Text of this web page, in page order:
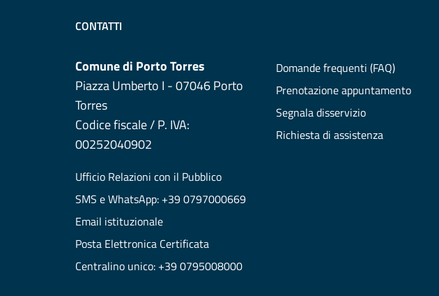
CONTATTI
Comune di Porto Torres
Piazza Umberto I - 07046 Porto
Torres
Codice fiscale / P. IVA:
00252040902
Ufficio Relazioni con il Pubblico
SMS e WhatsApp: +39 0797000669
Email istituzionale
Posta Elettronica Certificata
Centralino unico: +39 0795008000
Domande frequenti (FAQ)
Prenotazione appuntamento
Segnala disservizio
Richiesta di assistenza